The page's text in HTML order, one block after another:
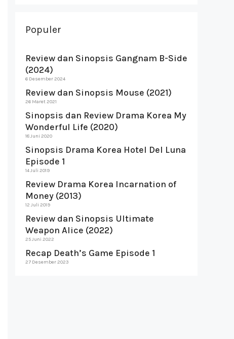
Populer
Review dan Sinopsis Gangnam B-Side
(2024)
6 Desember 2024
Review dan Sinopsis Mouse (2021)
26 Maret 2021
Sinopsis dan Review Drama Korea My
Wonderful Life (2020)
18 Juni 2020
Sinopsis Drama Korea Hotel Del Luna
Episode 1
14 Juli 2019
Review Drama Korea Incarnation of
Money (2013)
12 Juli 2019
Review dan Sinopsis Ultimate
Weapon Alice (2022)
25 Juni 2022
Recap Death’s Game Episode 1
27 Desember 2023